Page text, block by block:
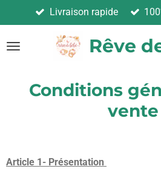
Passer
au
contenu
Rêve
Livraison rapide
Conditions
vente
Article 1- Présentation